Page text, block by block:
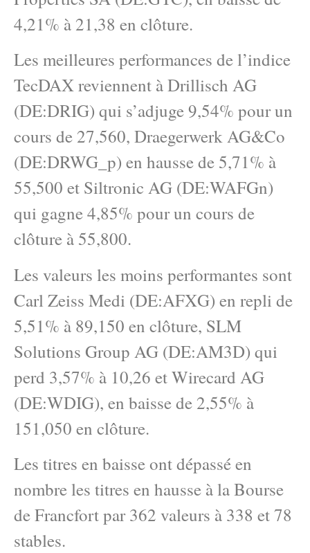
4,21% à 21,38 en clôture.
Les meilleures performances de l’indice
TecDAX reviennent à Drillisch AG
(DE:DRIG) qui s’adjuge 9,54% pour un
cours de 27,560, Draegerwerk AG&Co
(DE:DRWG_p) en hausse de 5,71% à
55,500 et Siltronic AG (DE:WAFGn)
qui gagne 4,85% pour un cours de
clôture à 55,800.
Les valeurs les moins performantes sont
Carl Zeiss Medi (DE:AFXG) en repli de
5,51% à 89,150 en clôture, SLM
Solutions Group AG (DE:AM3D) qui
perd 3,57% à 10,26 et Wirecard AG
(DE:WDIG), en baisse de 2,55% à
151,050 en clôture.
Les titres en baisse ont dépassé en
nombre les titres en hausse à la Bourse
de Francfort par 362 valeurs à 338 et 78
stables.